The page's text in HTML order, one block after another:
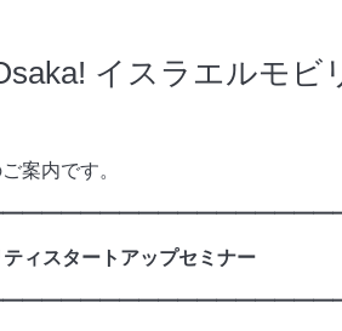
イスラエルモ
案内です。
ィスタートアップセミナー